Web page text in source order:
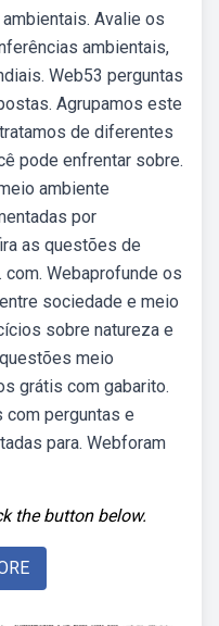
Avalie os
ambientais,
Web53 perguntas
Agrupamos este
de diferentes
pode enfrentar sobre.
ambiente
por
as questões de
Webaprofunde os
sociedade e meio
sobre natureza e
meio
grátis com gabarito.
perguntas e
para. Webforam
the button below.